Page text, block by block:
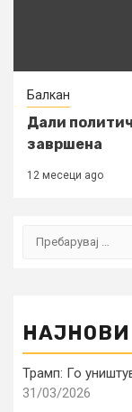
Балкан
Дали
завршена
12 месеци ago
Пребарувај
Трамп: Го
31/03/2026